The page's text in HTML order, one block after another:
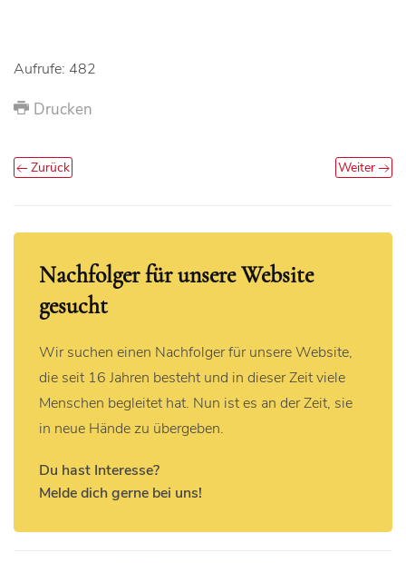
Aufrufe: 482
Drucken
Zurück Weiter
Nachfolger für unsere Website
gesucht
Wir suchen einen Nachfolger für unsere Website,
die seit 16 Jahren besteht und in dieser Zeit viele
Menschen begleitet hat. Nun ist es an der Zeit, sie
in neue Hände zu übergeben.
Du hast Interesse?
Melde dich gerne bei uns!